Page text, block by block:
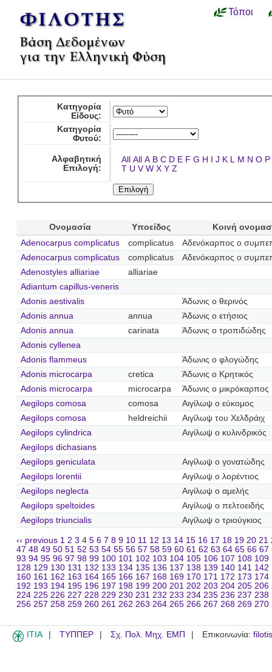
Τόποι
Κατηγορία
Είδους:
Κατηγορία
Φυτού:
Αλφαβητική
Επιλογή:
All All A B C D E F G H I J K L M N O P
T U V W X Y Z
Ονομασία Υποείδος
Κοινή
Adenocarpus complicatus
complicatus
Αδενόκαρπος ο
Adenocarpus complicatus
complicatus
Αδενόκαρπος ο
Adenostyles alliariae
alliariae
Adiantum capillus-veneris
Adonis aestivalis
Άδωνις ο θερινός
Adonis annua
annua
Άδωνις ο ετήσιος
Adonis annua
carinata
Άδωνις ο τροπιδώδης
Adonis cyllenea
Adonis flammeus
Άδωνις ο φλογώδης
Adonis microcarpa
cretica
Άδωνις ο Κρητικός
Adonis microcarpa
microcarpa
Άδωνις ο μικρόκαρπος
Aegilops comosa
comosa
Αιγίλωψ ο εύκομος
Aegilops comosa
heldreichii
Αιγίλωψ του Χελδράιχ
Aegilops cylindrica
Αιγίλωψ ο κυλινδρικός
Aegilops dichasians
Aegilops geniculata
Αιγίλωψ ο γονατώδης
Aegilops lorentii
Αιγίλωψ ο λορέντιος
Aegilops neglecta
Αιγίλωψ ο αμελής
Aegilops speltoides
Αιγίλωψ ο πελτοειδής
Aegilops triuncialis
Αιγίλωψ ο τριούγκιος
‹‹ previous 1 2 3 4 5 6 7 8 9 10 11 12 13 14 15 16 17 18 19 20 21
47 48 49 50 51 52 53 54 55 56 57 58 59 60 61 62 63 64 65 66 67
93 94 95 96 97 98 99 100 101 102 103 104 105 106 107 108 109
128 129 130 131 132 133 134 135 136 137 138 139 140 141 142
160 161 162 163 164 165 166 167 168 169 170 171 172 173 174
192 193 194 195 196 197 198 199 200 201 202 203 204 205 206
224 225 226 227 228 229 230 231 232 233 234 235 236 237 238
256 257 258 259 260 261 262 263 264 265 266 267 268 269 270
ITIA ΤΥΠΠΕΡ Σχ. Πολ. Μηχ. ΕΜΠ Επικοινωνία: